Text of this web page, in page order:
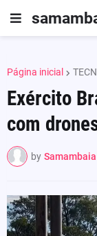
Página inicial
Exército
com
by